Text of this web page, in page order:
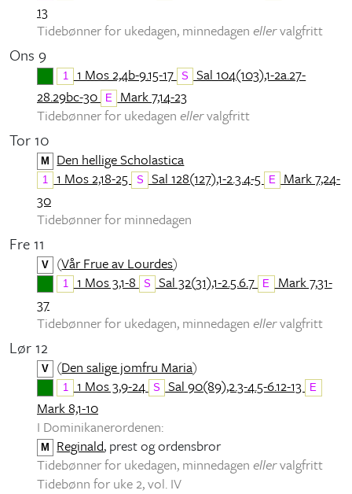
13
Tidebønner for ukedagen, minnedagen ellervalgfritt
Ons 9
1 1 Mos 2,4b-9.15-17 S
Sal 104(103),1-2a.27-
28.29bc-30
E
Mark 7,14-23
Tidebønner for ukedagen ellervalgfritt
Tor 10
M Den hellige Scholastica
1 1 Mos 2,18-25 S Sal 128(127),1-2.3.4-5 E
Mark 7,24-
30
Tidebønner for minnedagen
Fre 11
V (Vår Frue av Lourdes)
1 1 Mos 3,1-8 S Sal 32(31),1-2.5.6.7 E Mark 7,31-
37
Tidebønner for ukedagen, minnedagen ellervalgfritt
Lør 12
V (Den salige jomfru Maria)
1 1 Mos 3,9-24 S Sal 90(89),2.3-4.5-6.12-13 E
Mark 8,1-10
I Dominikanerordenen:
M Reginald, prest og ordensbror
Tidebønner for ukedagen, minnedagen ellervalgfritt
Tidebønn for uke 2, vol. IV